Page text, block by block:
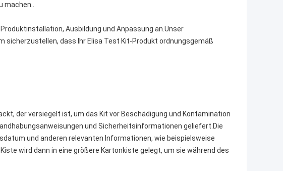
machen..
Ausbildung und Anpassung an.Unser
sicherzustellen, dass Ihr Elisa Test Kit-Produkt ordnungsgemäß
der versiegelt ist, um das Kit vor Beschädigung und Kontamination
und Sicherheitsinformationen geliefert.Die
und anderen relevanten Informationen, wie beispielsweise
wird dann in eine größere Kartonkiste gelegt, um sie während des